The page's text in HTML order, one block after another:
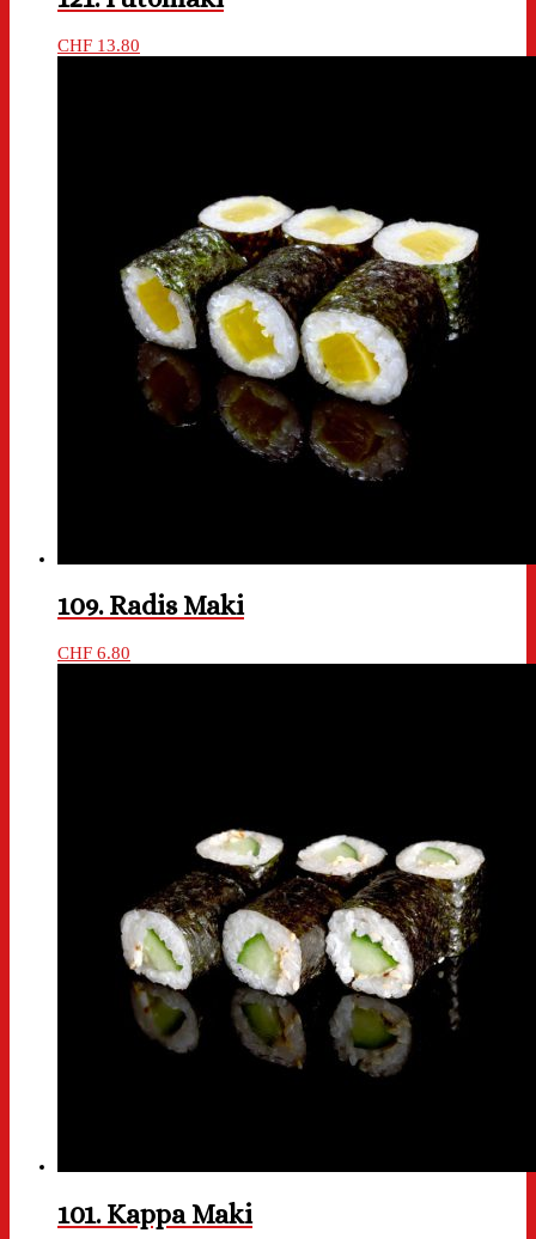
CHF 13.80
109. Radis Maki
CHF 6.80
101. Kappa Maki